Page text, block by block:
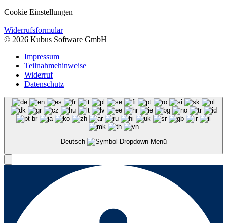
Cookie Einstellungen
Widerrufsformular
© 2026 Kubus Software GmbH
Impressum
Teilnahmehinweise
Widerruf
Datenschutz
Deutsch